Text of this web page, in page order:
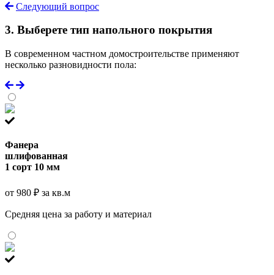
Следующий вопрос
3. Выберете тип напольного покрытия
В современном частном домостроительстве применяют
несколько разновидности пола:
Фанера
шлифованная
1 сорт 10 мм
от 980 ₽ за кв.м
Средняя цена за работу и материал